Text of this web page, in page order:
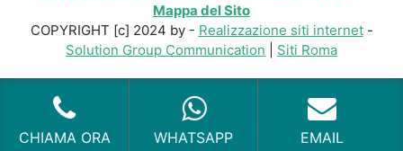
Mappa del Sito
COPYRIGHT [c] 2024 by - Realizzazione siti internet-
Solution Group Communication
Siti Roma
CHIAMA ORA WHATSAPP EMAIL